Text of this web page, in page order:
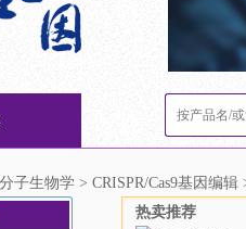
子生物学 > CRISPR/Cas9基因编辑
热卖推荐